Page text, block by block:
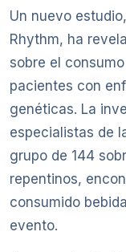
Un nuevo
Rhythm, ha
sobre el
pacientes con
genéticas. La
especialistas de
grupo de 144
repentinos,
consumido
evento.